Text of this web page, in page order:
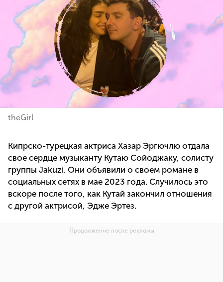
theGirl
Кипрско-турецкая актриса Хазар Эргючлю отдала
свое сердце музыканту Кутаю Сойоджаку, солисту
группы Jakuzi. Они объявили о своем романе в
социальных сетях в мае 2023 года. Случилось это
вскоре после того, как Кутай закончил отношения
с другой актрисой, Эдже Эртез.